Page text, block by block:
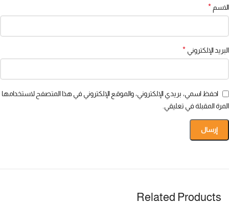
الاسم *
البريد الإلكتروني *
احفظ اسمي، بريدي الإلكتروني، والموقع الإلكتروني في هذا المتصفح لاستخدامها
المرة المقبلة في تعليقي.
Related Products